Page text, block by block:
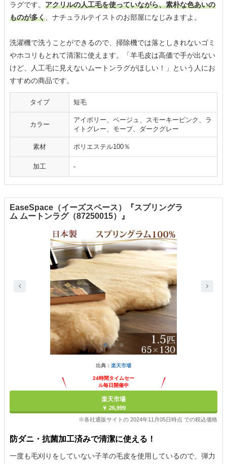
ラグです。 アクリルの人工毛を使っていながら、素朴な色あいの
ものが多く、ナチュラルテイストのお部屋になじみますよ。
洗濯機で洗うことができるので、掃除機では落としきれないゴミ
やホコリもとれて清潔に使えます。「羊毛皮は高価で手が出ない
けど、人工毛に見えないムートンラグがほしい！」という人にお
すすめの商品です。
タイプ 短毛
カラー
アイボリー、ベージュ、スモーキーピンク、ラ
イトグレー、モーブ、ダークグレー
素材 ポリエステル100％
加工 -
EaseSpace（イーズスペース）『スプリングラ
ム ムートンラグ（87250015）』
出典： 楽天市場
24時間タイムセー
ル毎日開催中
楽天市場
￥ 26,999
※各社通販サイトの 2024年11月05日時点 での税込価格
防ダニ・抗菌加工済みで清潔に使える！
一度も毛刈りをしていない子羊の毛皮を使用しているので、弾力